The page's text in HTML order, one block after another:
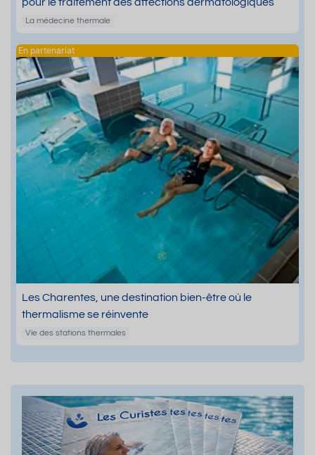
pour le traitement des affections dermatologiques
La médecine thermale
Les Charentes, une destination bien-être où le
thermalisme se réinvente
Vie des stations thermales